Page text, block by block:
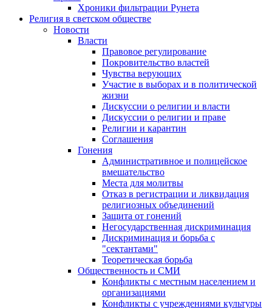
Хроники фильтрации Рунета
Религия в светском обществе
Новости
Власти
Правовое регулирование
Покровительство властей
Чувства верующих
Участие в выборах и в политической
жизни
Дискуссии о религии и власти
Дискуссии о религии и праве
Религии и карантин
Соглашения
Гонения
Административное и полицейское
вмешательство
Места для молитвы
Отказ в регистрации и ликвидация
религиозных объединений
Защита от гонений
Негосударственная дискриминация
Дискриминация и борьба с
"сектантами"
Теоретическая борьба
Общественность и СМИ
Конфликты с местным населением и
организациями
Конфликты с учреждениями культуры